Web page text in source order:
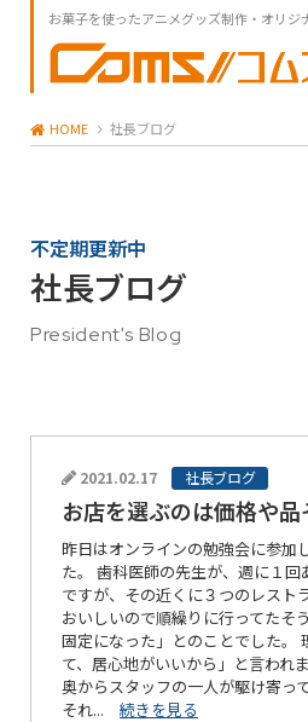
お菓子を使ったアニメグッズ制作・オリジ
HOME 社長ブログ
不定期更新中
社長ブログ
President's Blog
2021.02.17 社長ブログ
お店を選ぶのは価格や
昨日はオンラインの勉強会に参加
た。 歯科医師の先生が、週に１
ですが、その近くに３つのレスト
おいしいので順繰りに行ってたそ
固定になった」とのことでした。
て、居心地がいいから」と言われ
奥からスタッフの一人が駆け寄っ
それ... 続きを見る